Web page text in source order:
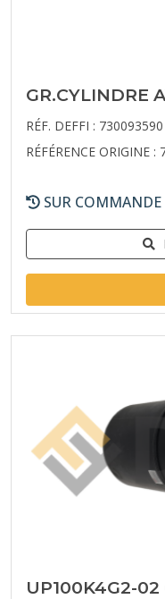
GR.CYLINDRE
RÉF. DEFFI : 730093590
RÉFÉRENCE ORIGINE :
SUR COMMANDE
UP100K4G2-02